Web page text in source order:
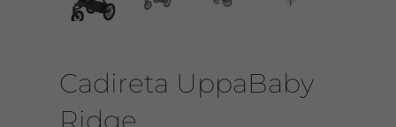
Cadireta UppaBaby
Ridge